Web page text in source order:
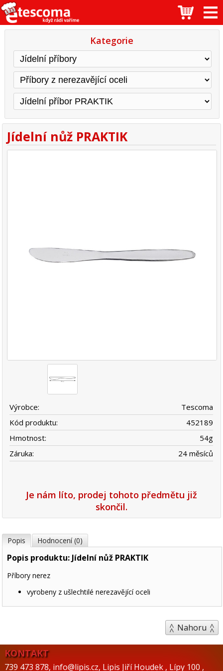
Kategorie
Jídelní nůž PRAKTIK
Výrobce:
Tescoma
Kód produktu:
452189
Hmotnost:
54g
Záruka:
24 měsíců
Je nám líto, prodej tohoto předmětu již
skončil.
Popis Hodnocení (0)
Popis produktu: Jídelní nůž PRAKTIK
Příbory nerez
vyrobeny z ušlechtilé nerezavějící oceli
Nahoru
KONTAKT
739 473 878, info@lipis.cz, Lipis Jiří Houdek , Lípy 100 ,